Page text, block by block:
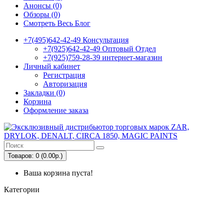
Анонсы (0)
Обзоры (0)
Смотреть Весь Блог
+7(495)642-42-49 Консультация
+7(925)642-42-49 Оптовый Отдел
+7(925)759-28-39 интернет-магазин
Личный кабинет
Регистрация
Авторизация
Закладки (0)
Корзина
Оформление заказа
Товаров: 0 (0.00р.)
Ваша корзина пуста!
Категории